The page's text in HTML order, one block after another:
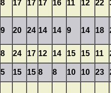
8 17 17 17 16 11 12 22
9 20 24 14 14 9 14 18
8 24 17 12 14 15 15 11
5 15 15 8 8 10 10 23